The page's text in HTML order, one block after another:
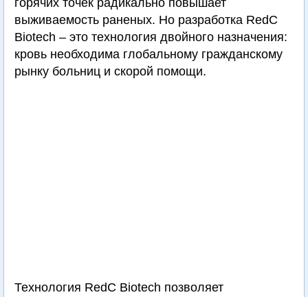
горячих точек радикально повышает
выживаемость раненых. Но разработка RedC
Biotech – это технология двойного назначения:
кровь необходима глобальному гражданскому
рынку больниц и скорой помощи.
Технология RedC Biotech позволяет